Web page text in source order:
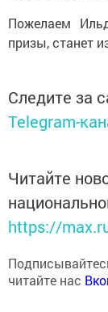
Пожелаем
призы, станет
Следите за
Telegram-
Читайте
https://
читайте нас